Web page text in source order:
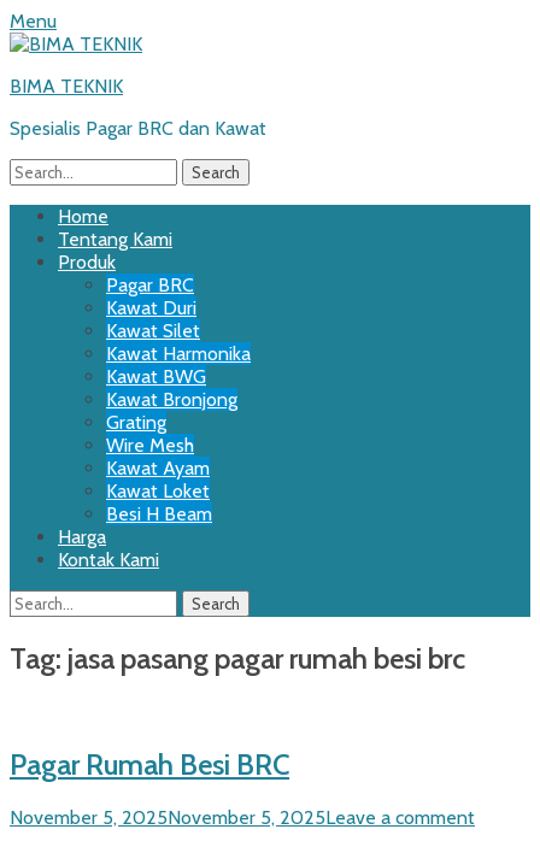
Menu
BIMA TEKNIK
Spesialis Pagar BRC dan Kawat
Search
for:
Primary
Menu
Skip
content
Home
Tentang Kami
Produk
Pagar BRC
Kawat Duri
Kawat Silet
Kawat Harmonika
Kawat BWG
Kawat Bronjong
Grating
Wire Mesh
Kawat Ayam
Kawat Loket
Besi H Beam
Harga
Kontak Kami
Search
Search
for:
Tag: jasa pasang pagar rumah besi brc
Pagar Rumah Besi BRC
Posted
November 5, 2025November 5, 2025Leave a comment